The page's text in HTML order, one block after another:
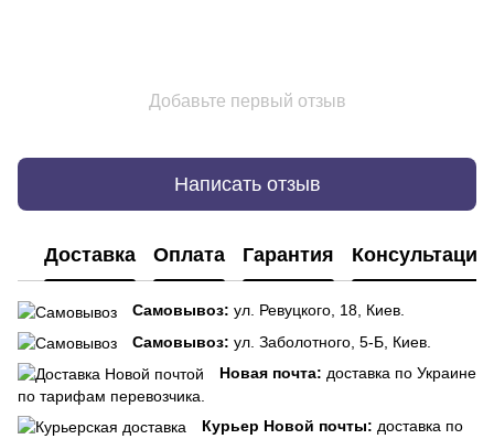
Добавьте первый отзыв
Написать отзыв
Доставка Оплата Гарантия Консультация
Самовывоз: ул. Ревуцкого, 18, Киев.
Самовывоз: ул. Заболотного, 5-Б, Киев.
Новая почта: доставка по Украине
по тарифам перевозчика.
Курьер Новой почты: доставка по